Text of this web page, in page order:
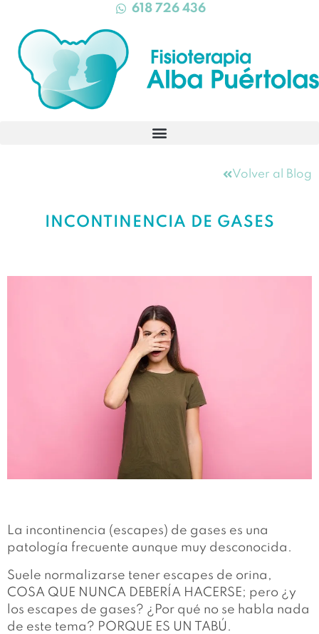
618 726 436
Volver al Blog
INCONTINENCIA DE GASES
La incontinencia (escapes) de gases es una
patología frecuente aunque muy desconocida.
Suele normalizarse tener escapes de orina,
COSA QUE NUNCA DEBERÍA HACERSE; pero ¿y
los escapes de gases? ¿Por qué no se habla nada
de este tema? PORQUE ES UN TABÚ.